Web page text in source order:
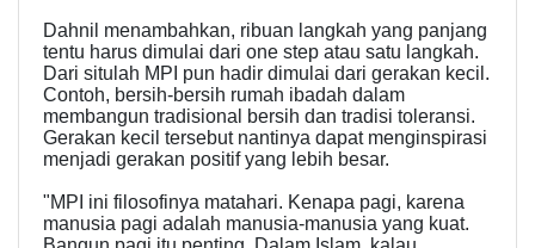
Dahnil menambahkan, ribuan langkah yang panjang
tentu harus dimulai dari one step atau satu langkah.
Dari situlah MPI pun hadir dimulai dari gerakan kecil.
Contoh, bersih-bersih rumah ibadah dalam
membangun tradisional bersih dan tradisi toleransi.
Gerakan kecil tersebut nantinya dapat menginspirasi
menjadi gerakan positif yang lebih besar.
"MPI ini filosofinya matahari. Kenapa pagi, karena
manusia pagi adalah manusia-manusia yang kuat.